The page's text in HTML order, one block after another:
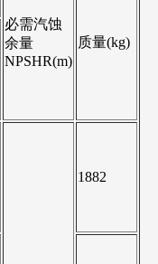
必需汽蚀
余量
NPSHR(m)
质量(kg)
1882